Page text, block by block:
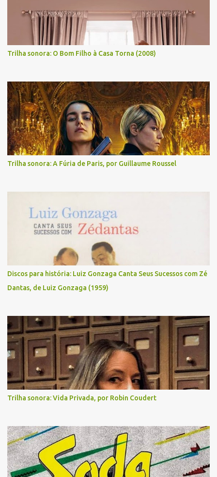
Trilha sonora: O Bom Filho à Casa Torna (2008)
Trilha sonora: A Fúria de Paris, por Guillaume Roussel
Discos para história: Luiz Gonzaga Canta Seus Sucessos com Zé
Dantas, de Luiz Gonzaga (1959)
Trilha sonora: Vida Privada, por Robin Coudert